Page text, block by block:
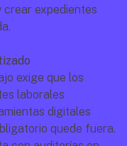
expedientes
exige que los
laborales
digitales
quede fuera.